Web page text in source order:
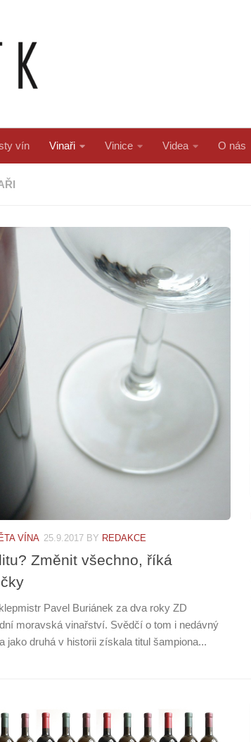
vín Vinaři Vinice Videa O nás
VÍNA 25.9.2017 BY REDAKCE
Změnit všechno, říká
Pavel Buriánek za dva roky ZD
moravská vinařství. Svědčí o tom i nedávný
jako druhá v historii získala titul šampiona...